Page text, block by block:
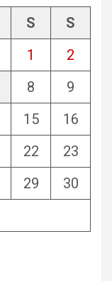
S
S
1
2
8
9
15
16
22
23
29
30